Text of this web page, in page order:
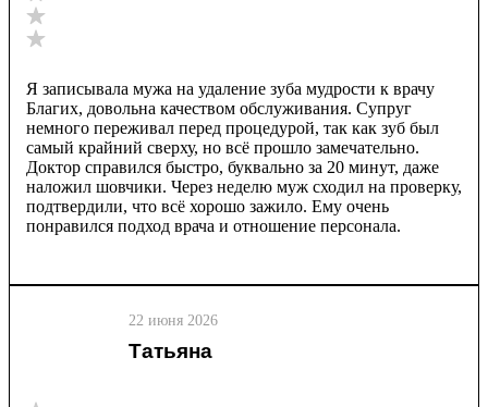
Я записывала мужа на удаление зуба мудрости к врачу
Благих, довольна качеством обслуживания. Супруг
немного переживал перед процедурой, так как зуб был
самый крайний сверху, но всё прошло замечательно.
Доктор справился быстро, буквально за 20 минут, даже
наложил шовчики. Через неделю муж сходил на проверку,
подтвердили, что всё хорошо зажило. Ему очень
понравился подход врача и отношение персонала.
22 июня 2026
Татьяна